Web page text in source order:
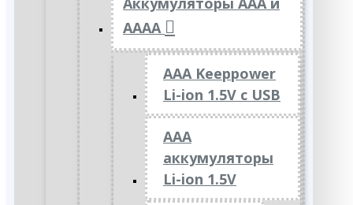
АААА
AAA Keeppower
Li-ion 1.5V с USB
ААА
аккумуляторы
Li-ion 1.5V